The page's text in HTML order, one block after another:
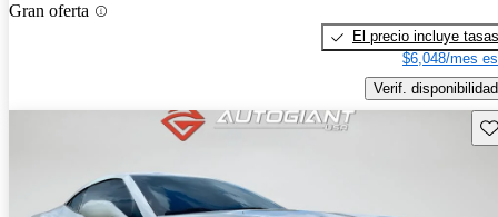
Gran oferta
El precio incluye tasas
$6,048/mes
Verif. disponibilidad